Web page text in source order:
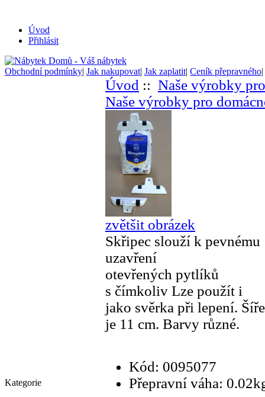
Úvod
Přihlásit
Obchodní podmínky| Jak nakupovat| Jak zaplatit| Ceník přepravného|
Kategorie
Úvod :: Naše výrobky
Naše výrobky pro
zvětšit obrázek
Skřipec slouží k pevnému
uzavření
otevřených pytlíků
s čímkoliv Lze použít i
jako svěrka při lepení. Šíře
je 11 cm. Barvy různé.
Kód: 0095077
Přepravní váha: